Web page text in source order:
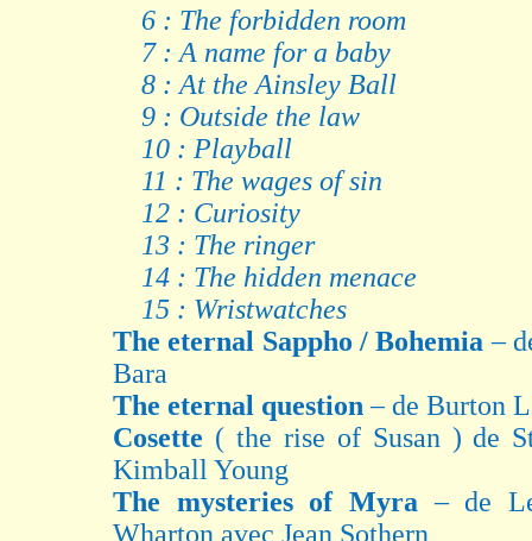
6 : The forbidden room
7 : A name for a baby
8 : At the Ainsley Ball
9 : Outside the law
10 : Playball
11 : The wages of sin
12 : Curiosity
13 : The ringer
14 : The hidden menace
15 : Wristwatches
The eternal Sappho / Bohemia–
Bara
The eternal question– de Burton
Cosette ( the rise of Susan ) de
Kimball Young
The mysteries of Myra– de
Wharton avec Jean Sothern